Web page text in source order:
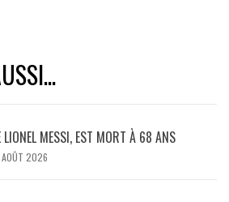
LIONEL MESSI, EST MORT À 68 ANS
2026